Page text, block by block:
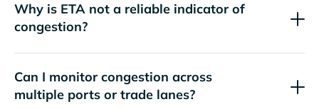
Why is ETA not a reliable indicator of
congestion?
Can I monitor congestion across
multiple ports or trade lanes?